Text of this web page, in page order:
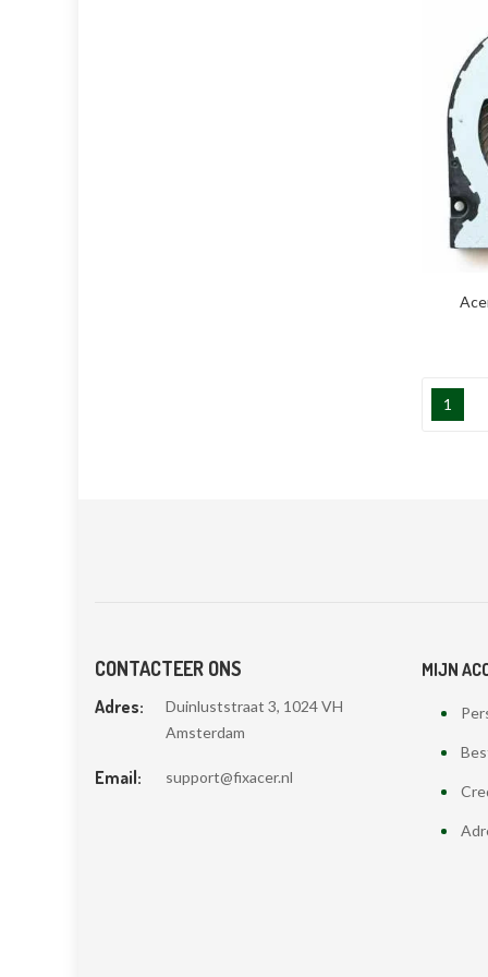
1
CONTACTEER ONS
Adres:
Duinluststraat 3, 1024 VH
Amsterdam
Email: support@fixacer.nl
MIJN